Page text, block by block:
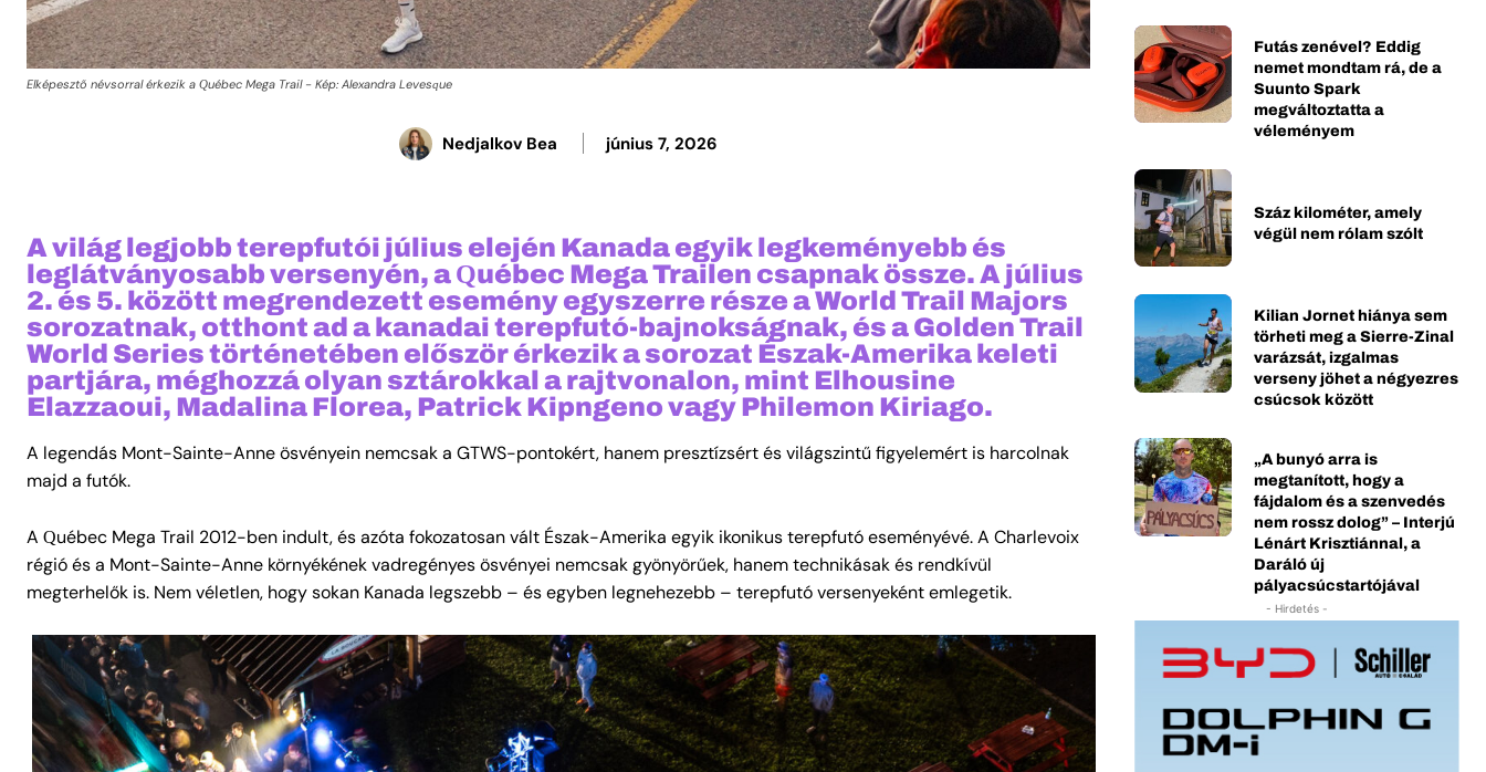
Elképesztő névsorral érkezik a Québec Mega Trail - Kép: Alexandra Levesque
Nedjalkov Bea június 7, 2026
A világ legjobb terepfutói július elején Kanada egyik legkeményebb és
leglátványosabb versenyén, a Québec Mega Trailen csapnak össze. A július
2. és 5. között megrendezett esemény egyszerre része a World Trail Majors
sorozatnak, otthont ad a kanadai terepfutó-bajnokságnak, és a Golden Trail
World Series történetében először érkezik a sorozat Észak-Amerika keleti
partjára, méghozzá olyan sztárokkal a rajtvonalon, mint Elhousine
Elazzaoui, Madalina Florea, Patrick Kipngeno vagy Philemon Kiriago.
A legendás Mont-Sainte-Anne ösvényein nemcsak a GTWS-pontokért, hanem presztízsért és világszintű figyelemért is harcolnak
majd a futók.
A Québec Mega Trail 2012-ben indult, és azóta fokozatosan vált Észak-Amerika egyik ikonikus terepfutó eseményévé. A Charlevoix
régió és a Mont-Sainte-Anne környékének vadregényes ösvényei nemcsak gyönyörűek, hanem technikásak és rendkívül
megterhelők is. Nem véletlen, hogy sokan Kanada legszebb – és egyben legnehezebb – terepfutó versenyeként emlegetik.
Futás zenével? Eddig
nemet mondtam rá, de a
Suunto Spark
megváltoztatta a
véleményem
Száz kilométer, amely
végül nem rólam szólt
Kilian Jornet hiánya sem
törheti meg a Sierre-Zinal
varázsát, izgalmas
verseny jöhet a négyezres
csúcsok között
„A bunyó arra is
megtanított, hogy a
fájdalom és a szenvedés
nem rossz dolog” – Interjú
Lénárt Krisztiánnal, a
Daráló új
pályacsúcstartójával
- Hirdetés -